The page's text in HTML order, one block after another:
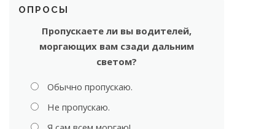
ОПРОСЫ
Пропускаете ли вы водителей,
моргающих вам сзади дальним
светом?
Обычно пропускаю.
Не пропускаю.